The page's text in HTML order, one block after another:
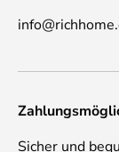
Sicher und